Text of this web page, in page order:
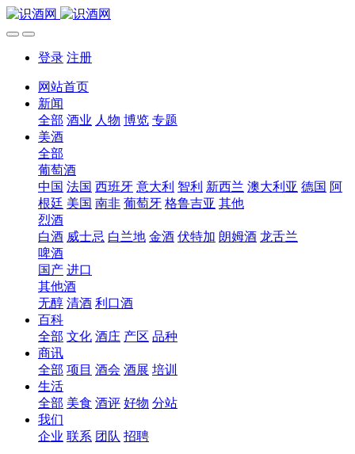
登录 注册
网站首页
新闻
全部 酒业 人物 博览 专题
美酒
全部
葡萄酒
中国 法国 西班牙 意大利 智利 新西兰 澳大利亚 德国 阿
根廷 美国 南非 葡萄牙 格鲁吉亚 其他
烈酒
白酒 威士忌 白兰地 金酒 伏特加 朗姆酒 龙舌兰
啤酒
国产 进口
其他酒
无醇 清酒 利口酒
百科
全部 文化 酒庄 产区 品种
商讯
全部 项目 酒会 酒展 培训
生活
全部 美食 酒评 好物 分站
我们
企业 联系 团队 招聘